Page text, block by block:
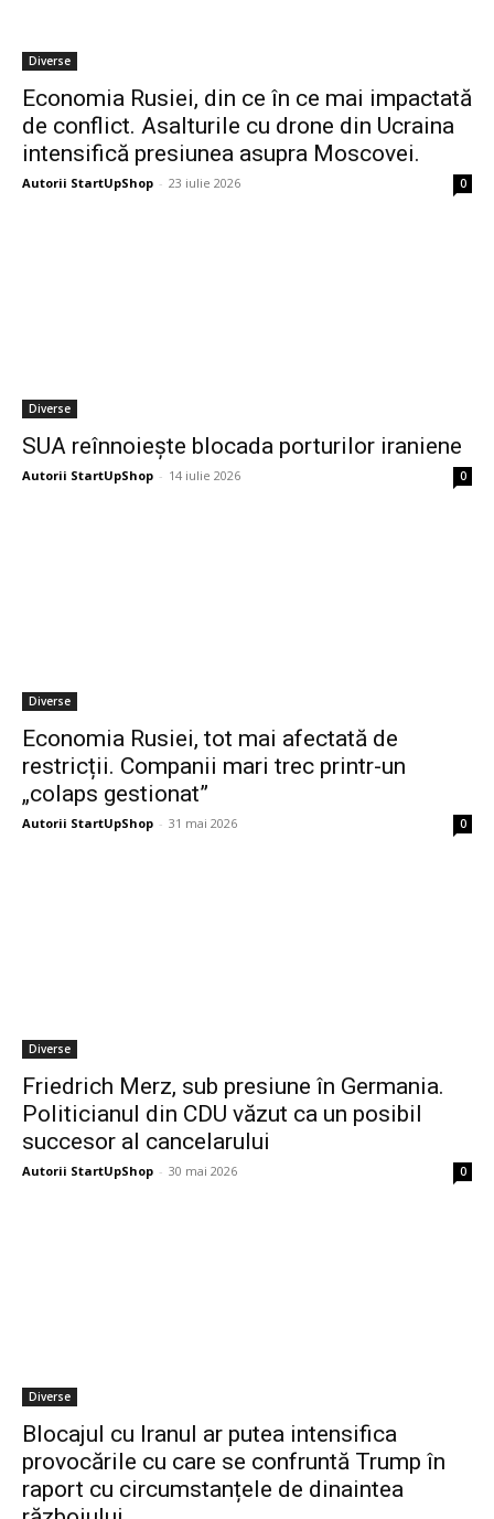
Diverse
Economia Rusiei, din ce în ce mai impactată
de conflict. Asalturile cu drone din Ucraina
intensifică presiunea asupra Moscovei.
Autorii StartUpShop - 23 iulie 2026 0
Diverse
SUA reînnoiește blocada porturilor iraniene
Autorii StartUpShop - 14 iulie 2026 0
Diverse
Economia Rusiei, tot mai afectată de
restricții. Companii mari trec printr-un
„colaps gestionat”
Autorii StartUpShop - 31 mai 2026 0
Diverse
Friedrich Merz, sub presiune în Germania.
Politicianul din CDU văzut ca un posibil
succesor al cancelarului
Autorii StartUpShop - 30 mai 2026 0
Diverse
Blocajul cu Iranul ar putea intensifica
provocările cu care se confruntă Trump în
raport cu circumstanțele de dinaintea